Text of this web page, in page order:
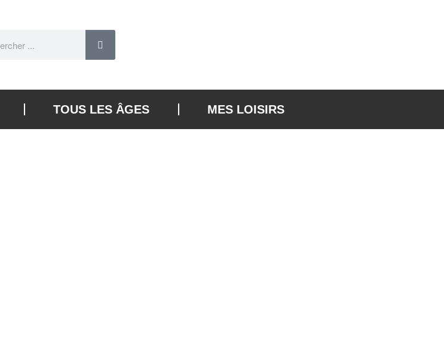
TOUS LES ÂGES MES LOISIRS